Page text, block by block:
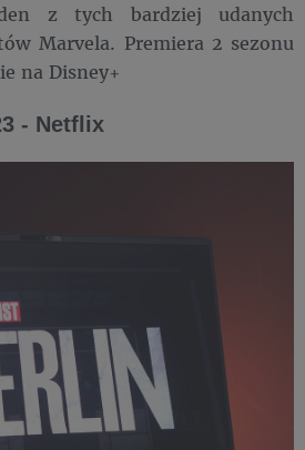
z tych bardziej udanych
Marvela. Premiera 2 sezonu
na Disney+
- Netflix